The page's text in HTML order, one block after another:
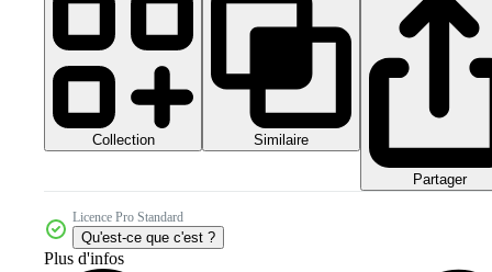
Collection Similaire
Partager
Licence Pro Standard
Qu'est-ce que c'est ?
Plus d'infos